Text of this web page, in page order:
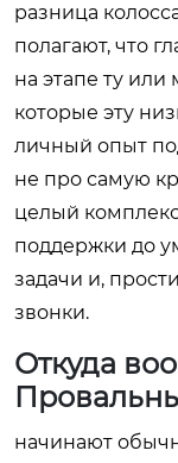
разница
полагают, что
на этапе ту
которые эту
личный опыт
не про самую
целый
поддержки до
задачи и,
звонки.
Откуда
начинают